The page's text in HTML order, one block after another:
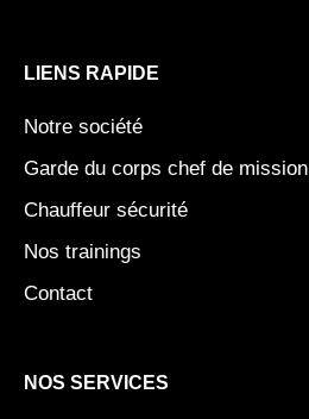
g
a
m
d
n
LIENS RAPIDE
Notre société
Garde du corps chef de mission
Chauffeur sécurité
Nos trainings
Contact
NOS SERVICES